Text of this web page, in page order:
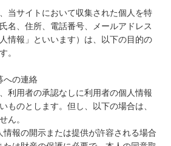
当サイトにおいて収集された個人を特
名、住所、電話番号、メールアドレス
情報」といいます）は、以下の目的の
。
への連絡
利用者の承認なしに利用者の個人情報
ものとします。但し、以下の場合は、
ん。
情報の開示または提供が許容される場合